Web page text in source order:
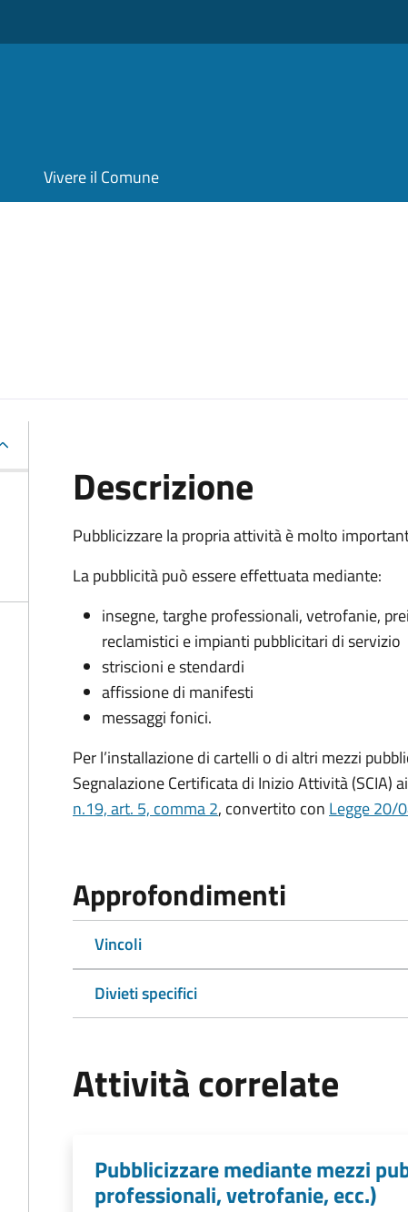
Vivere il Comune
Descrizione
Pubblicizzare la propria attività è molto
La pubblicità può essere effettuata mediante:
insegne, targhe professionali, vetrofanie,
reclamistici e impianti pubblicitari di servizio
striscioni e stendardi
affissione di manifesti
messaggi fonici.
Per l’installazione di cartelli o di altri mezzi
Segnalazione Certificata di Inizio Attività (SCIA)
n.19, art. 5, comma 2, convertito con Legge 20/
Approfondimenti
Vincoli
Divieti specifici
Attività correlate
Pubblicizzare mediante mezzi
professionali, vetrofanie, ecc.)